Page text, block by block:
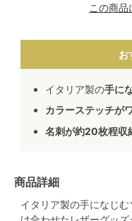
この商品
お
イタリア製の手に
カラーステッチが
名刺が約20枚程収
商品詳細
イタリア製の手になじ